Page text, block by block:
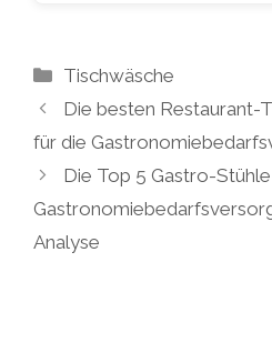
Kategorien
Tischwäsche
Die besten Restaurant-
für die
Die Top 5 Gastro-
Analyse